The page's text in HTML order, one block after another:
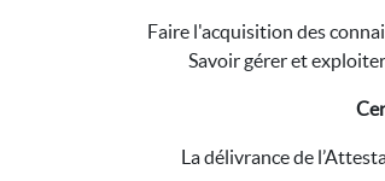
Faire l'acquisition des
Savoir gérer et
La délivrance de